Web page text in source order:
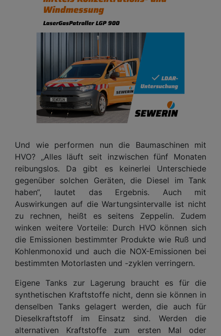
Und wie performen nun die Baumaschinen mit
HVO? „Alles läuft seit inzwischen fünf Monaten
reibungslos. Da gibt es keinerlei Unterschiede
gegenüber solchen Geräten, die Diesel im Tank
haben“, lautet das Ergebnis. Auch mit
Auswirkungen auf die Wartungsintervalle ist nicht
zu rechnen, heißt es seitens Zeppelin. Zudem
winken weitere Vorteile: Durch HVO können sich
die Emissionen bestimmter Produkte wie Ruß und
Kohlenmonoxid und auch die NOX-Emissionen bei
bestimmten Motorlasten und -zyklen verringern.
Eigene Tanks zur Lagerung braucht es für die
synthetischen Kraftstoffe nicht, denn sie können in
denselben Tanks gelagert werden, die auch für
Dieselkraftstoff im Einsatz sind. Werden die
alternativen Kraftstoffe zum ersten Mal oder